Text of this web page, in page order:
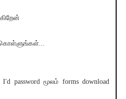
கொள்ளுங்கள்...
password மூலம் forms download